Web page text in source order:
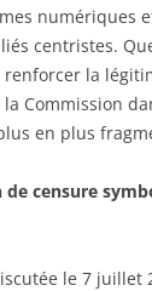
numériques
centristes.
la
Commission
en plus
censure
le 7 juillet